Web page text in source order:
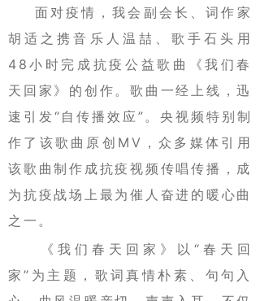
面对疫情，我会副会长、词作家
胡适之携音乐人温喆、歌手石头用
48小时完成抗疫公益歌曲《我们春
天回家》的创作。歌曲一经上线，迅
速引发“自传播效应”。央视频特别制
作了该歌曲原创MV，众多媒体引用
该歌曲制作成抗疫视频传唱传播，成
为抗疫战场上最为催人奋进的暖心曲
之一。
《我们春天回家》以“春天回
家”为主题，歌词真情朴素、句句入